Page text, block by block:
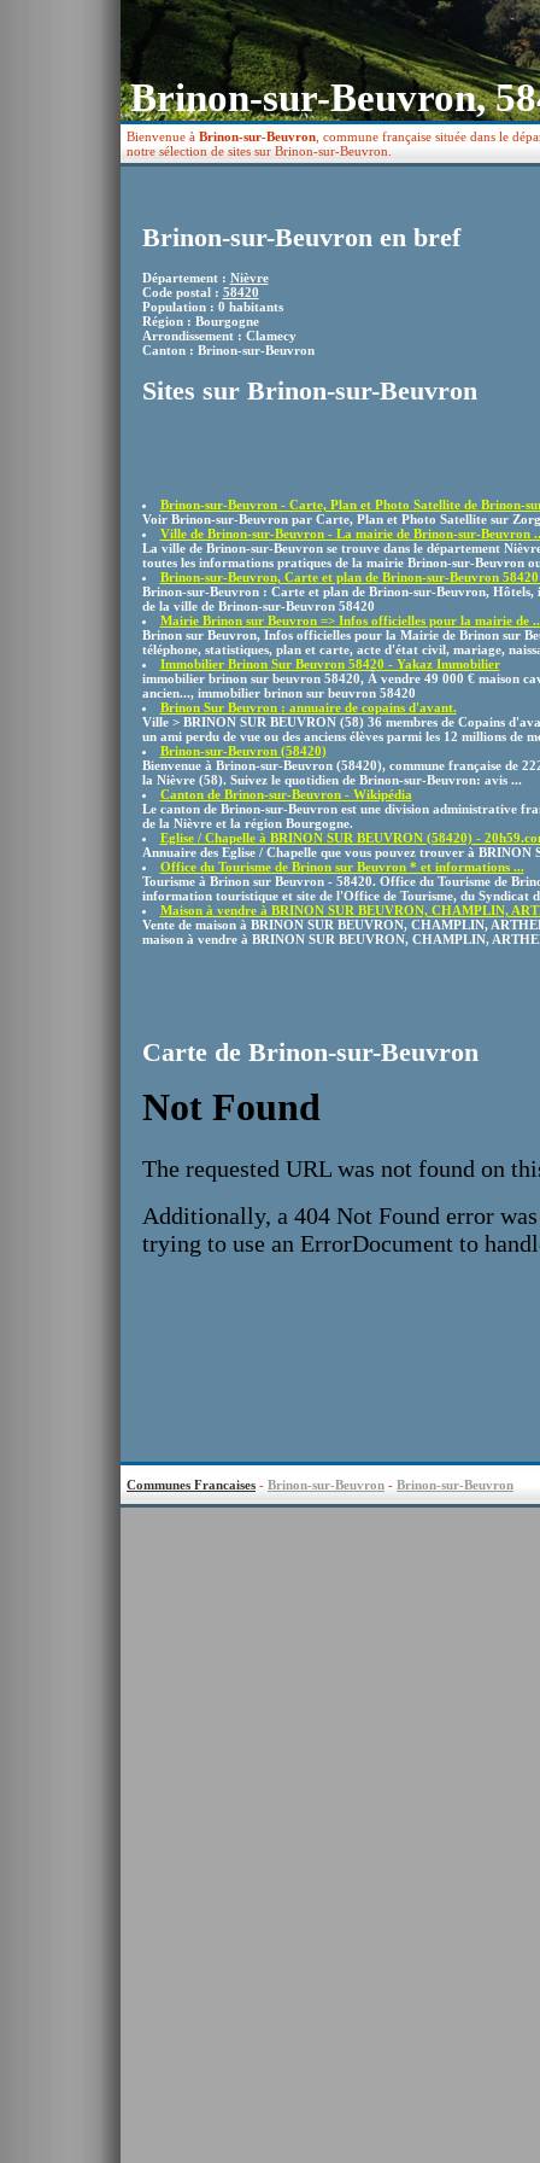
Brinon-sur-Beuvron,
Bienvenue à Brinon-sur-Beuvron , commune française située dans le
notre sélection de sites sur Brinon-sur-Beuvron.
Brinon-sur-Beuvron en bref
Département : Nièvre
Code postal : 58420
Population : 0 habitants
Région : Bourgogne
Arrondissement : Clamecy
Canton : Brinon-sur-Beuvron
Sites sur Brinon-sur-Beuvron
Brinon-sur-Beuvron - Carte, Plan et Photo Satellite de Brinon-
Voir Brinon-sur-Beuvron par Carte, Plan et Photo Satellite sur
Ville de Brinon-sur-Beuvron - La mairie de Brinon-sur-Beuvron
La ville de Brinon-sur-Beuvron se trouve dans le département
toutes les informations pratiques de la mairie Brinon-sur-Beuvron
Brinon-sur-Beuvron, Carte et plan de Brinon-sur-Beuvron 58420
Brinon-sur-Beuvron : Carte et plan de Brinon-sur-Beuvron, Hôtels,
de la ville de Brinon-sur-Beuvron 58420
Mairie Brinon sur Beuvron => Infos officielles pour la mairie de
Brinon sur Beuvron, Infos officielles pour la Mairie de Brinon sur
téléphone, statistiques, plan et carte, acte d'état civil, mariage,
Immobilier Brinon Sur Beuvron 58420 - Yakaz Immobilier
immobilier brinon sur beuvron 58420, À vendre 49 000 € maison
ancien..., immobilier brinon sur beuvron 58420
Brinon Sur Beuvron : annuaire de copains d'avant.
Ville > BRINON SUR BEUVRON (58) 36 membres de Copains
un ami perdu de vue ou des anciens élèves parmi les 12 millions de
Brinon-sur-Beuvron (58420)
Bienvenue à Brinon-sur-Beuvron (58420), commune française de
la Nièvre (58). Suivez le quotidien de Brinon-sur-Beuvron: avis ...
Canton de Brinon-sur-Beuvron - Wikipédia
Le canton de Brinon-sur-Beuvron est une division administrative
de la Nièvre et la région Bourgogne.
Eglise / Chapelle à BRINON SUR BEUVRON (58420) -
Annuaire des Eglise / Chapelle que vous pouvez trouver à BRINON
Office du Tourisme de Brinon sur Beuvron * et informations ...
Tourisme à Brinon sur Beuvron - 58420. Office du Tourisme de
information touristique et site de l'Office de Tourisme, du Syndicat
Maison à vendre à BRINON SUR BEUVRON, CHAMPLIN,
Vente de maison à BRINON SUR BEUVRON, CHAMPLIN,
maison à vendre à BRINON SUR BEUVRON, CHAMPLIN,
Carte de Brinon-sur-Beuvron
Communes Francaises - Brinon-sur-Beuvron - Brinon-sur-Beuvron